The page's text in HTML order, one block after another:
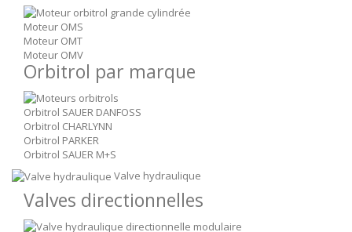
Moteur OMS
Moteur OMT
Moteur OMV
Orbitrol par marque
Orbitrol SAUER DANFOSS
Orbitrol CHARLYNN
Orbitrol PARKER
Orbitrol SAUER M+S
Valve hydraulique
Valves directionnelles